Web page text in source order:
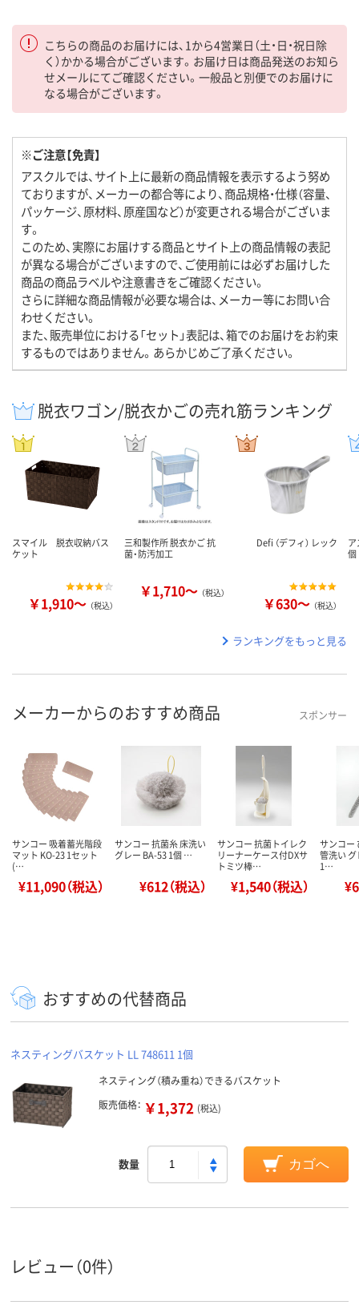
こちらの商品のお届けには、1から4営業日（土・日・祝日除
く）かかる場合がございます。お届け日は商品発送のお知ら
せメールにてご確認ください。一般品と別便でのお届けに
なる場合がございます。
※ご注意【免責】
アスクルでは、サイト上に最新の商品情報を表示するよう努め
ておりますが、メーカーの都合等により、商品規格・仕様（容量、
パッケージ、原材料、原産国など）が変更される場合がございま
す。
このため、実際にお届けする商品とサイト上の商品情報の表記
が異なる場合がございますので、ご使用前には必ずお届けした
商品の商品ラベルや注意書きをご確認ください。
さらに詳細な商品情報が必要な場合は、メーカー等にお問い合
わせください。
また、販売単位における「セット」表記は、箱でのお届けをお約束
するものではありません。あらかじめご了承ください。
脱衣ワゴン/脱衣かごの売れ筋ランキング
スマイル 脱衣収納バス
ケット
￥1,910～ （税込）
三和製作所 脱衣かご 抗
菌・防汚加工
￥1,710～ （税込）
Defi （デフィ） レック
￥630～ （税込）
個
ランキングをもっと見る
メーカーからのおすすめ商品 スポンサー
サンコー 吸着蓄光階段
マット KO-23 1セット
(…
¥11,090（税込）
サンコー 抗菌糸 床洗い
グレー BA-53 1個 …
¥612（税込）
サンコー 抗菌トイレク
リーナーケース付DXサ
トミツ棒…
¥1,540（税込）
サンコー
管洗い
1…
おすすめの代替商品
ネスティングバスケット LL 748611 1個
ネスティング（積み重ね）できるバスケット
販売価格： ￥1,372 (税込)
数量 カゴへ
レビュー（0件）